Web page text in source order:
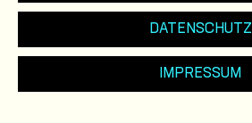
DATENSCHUTZ
IMPRESSUM